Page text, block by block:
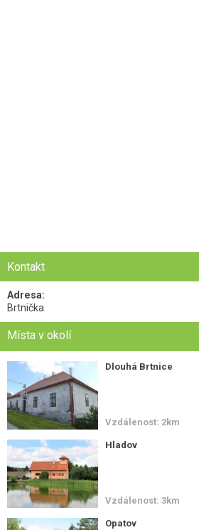
Kontakt
Adresa:
Brtnička
Místa v okolí
Dlouhá Brtnice
Vzdálenost: 2km
Hladov
Vzdálenost: 3km
Opatov